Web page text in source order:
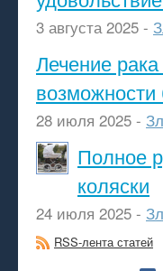
3 августа 2025 -
Лечение
возможности
28 июля 2025 -
Полное
коляски
24 июля 2025 -
RSS-лента статей